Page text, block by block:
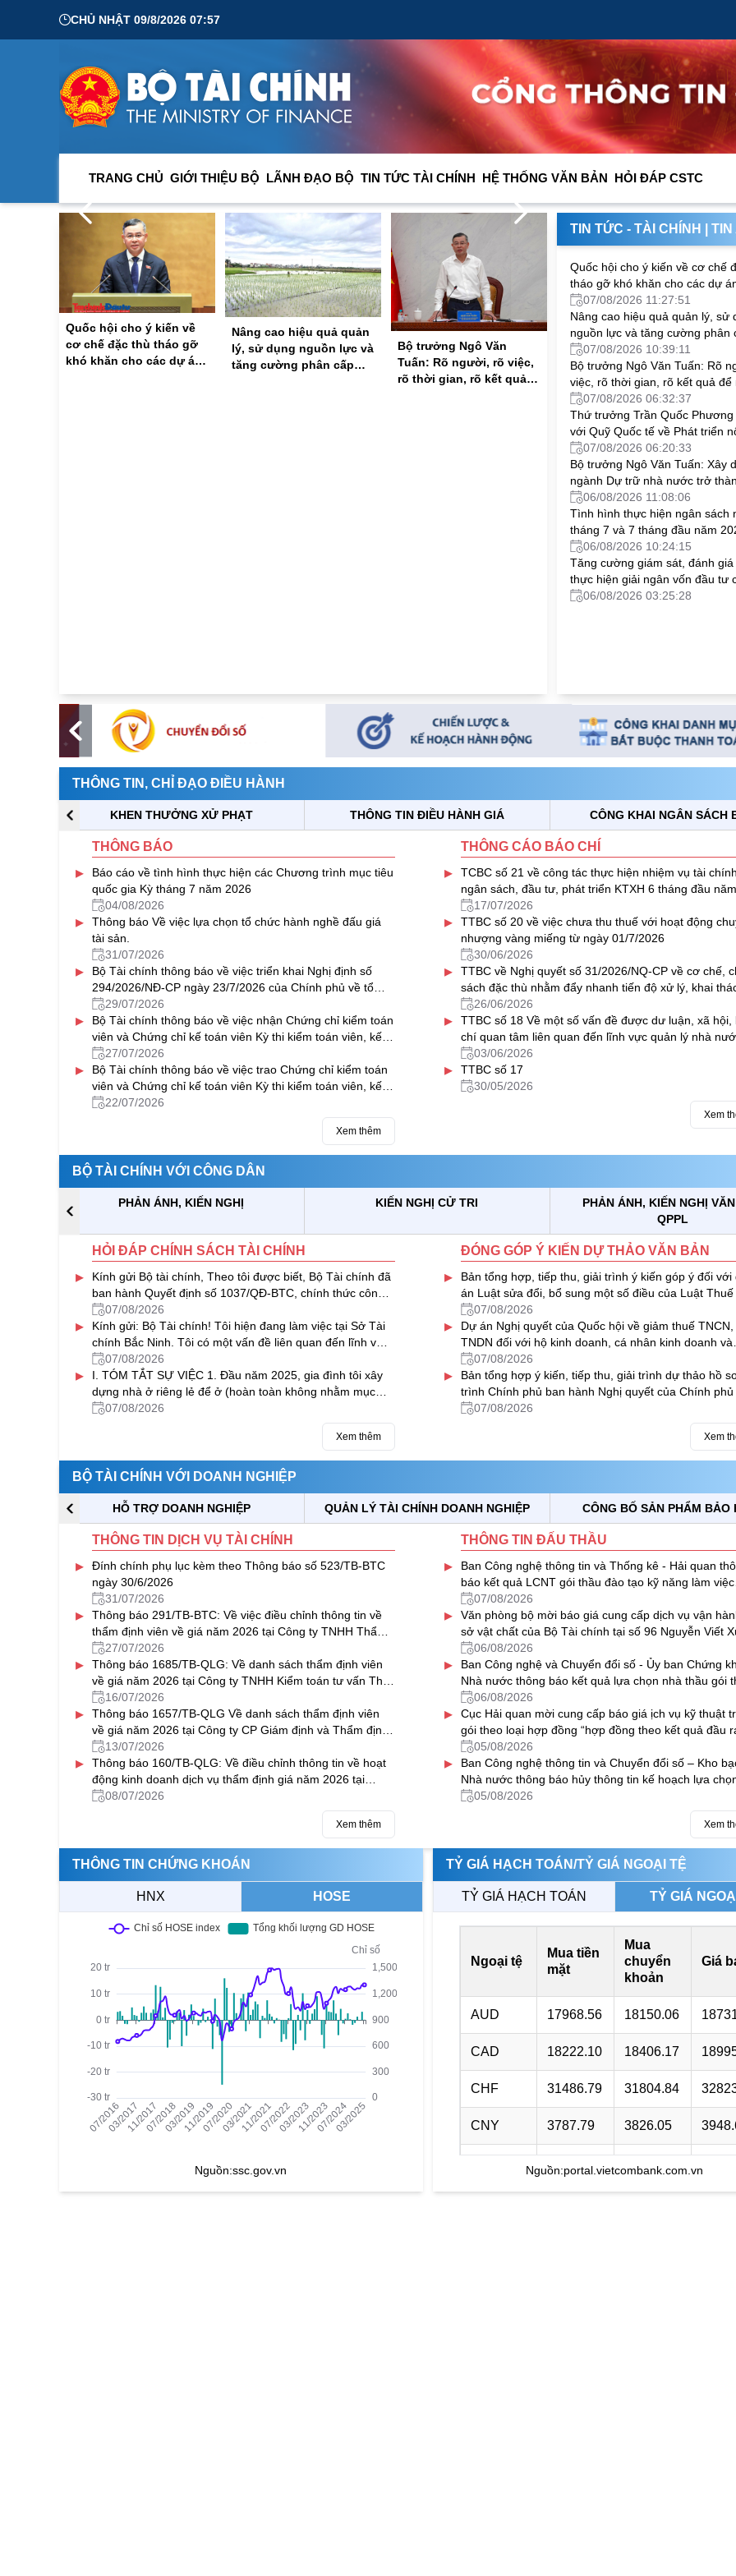
CHỦ NHẬT 09/8/2026 07:57
TRANG CHỦ GIỚI THIỆU BỘ LÃNH ĐẠO BỘ TIN TỨC TÀI CHÍNH HỆ THỐNG VĂN BẢN HỎI ĐÁP CSTC
Tăng cường giám sát, đánh giá hiệu quả thực hiện giải ngân vốn đầu tư công Tiếp tục hoàn thiện
Quốc hội cho ý kiến về
cơ chế đặc thù tháo gỡ
khó khăn cho các dự án
Nâng cao hiệu quả quản
lý, sử dụng nguồn lực và
tăng cường phân cấp
Bộ trưởng Ngô Văn
Tuấn: Rõ người, rõ việc,
rõ thời gian, rõ kết quả
TIN TỨC - TÀI CHÍNH TIN
Quốc hội cho ý kiến về cơ chế
tháo gỡ khó khăn cho các dự án
Hội nghị cấp cao APEC 2027
07/08/2026 11:27:51
Nâng cao hiệu quả quản lý, sử
nguồn lực và tăng cường phân
thực hiện Chương trình mục tiêu
gia
07/08/2026 10:39:11
Bộ trưởng Ngô Văn Tuấn: Rõ
việc, rõ thời gian, rõ kết quả để
cao hiệu quả thực thi nhiệm vụ
07/08/2026 06:32:37
Thứ trưởng Trần Quốc Phương
với Quỹ Quốc tế về Phát triển
nghiệp
07/08/2026 06:20:33
Bộ trưởng Ngô Văn Tuấn: Xây
ngành Dự trữ nhà nước trở
lượng nòng cốt trong bảo đảm
lực dự trữ chiến lược quốc gia
06/08/2026 11:08:06
Tình hình thực hiện ngân sách
tháng 7 và 7 tháng đầu năm
06/08/2026 10:24:15
Tăng cường giám sát, đánh giá
thực hiện giải ngân vốn đầu tư
06/08/2026 03:25:28
THÔNG TIN, CHỈ ĐẠO ĐIỀU HÀNH
KHEN THƯỞNG XỬ PHẠT THÔNG TIN ĐIỀU HÀNH GIÁ CÔNG KHAI NGÂN SÁCH
THÔNG BÁO
▸
Báo cáo về tình hình thực hiện các Chương trình mục tiêu
quốc gia Kỳ tháng 7 năm 2026
04/08/2026
▸
Thông báo Về việc lựa chọn tổ chức hành nghề đấu giá
tài sản.
31/07/2026
▸
Bộ Tài chính thông báo về việc triển khai Nghị định số
294/2026/NĐ-CP ngày 23/7/2026 của Chính phủ về tổ
hợp tác
29/07/2026
▸
Bộ Tài chính thông báo về việc nhận Chứng chỉ kiểm toán
viên và Chứng chỉ kế toán viên Kỳ thi kiểm toán viên, kế
toán viên năm 2025
27/07/2026
▸
Bộ Tài chính thông báo về việc trao Chứng chỉ kiểm toán
viên và Chứng chỉ kế toán viên Kỳ thi kiểm toán viên, kế
toán viên năm 2025
22/07/2026
Xem thêm
THÔNG CÁO BÁO CHÍ
▸
TCBC số 21 về công tác thực hiện nhiệm vụ tài
ngân sách, đầu tư, phát triển KTXH 6 tháng đầu năm,
triển khai nhiệm vụ 6 tháng cuối năm 2026
17/07/2026
▸
TTBC số 20 về việc chưa thu thuế với hoạt động
nhượng vàng miếng từ ngày 01/7/2026
30/06/2026
▸
TTBC về Nghị quyết số 31/2026/NQ-CP về cơ chế,
sách đặc thù nhằm đẩy nhanh tiến độ xử lý, khai
nhà, đất dôi dư sau sắp xếp tổ chức bộ máy và đơn vị
hành chính
26/06/2026
▸
TTBC số 18 Về một số vấn đề được dư luận, xã hội,
chí quan tâm liên quan đến lĩnh vực quản lý nhà
của Bộ Tài chính trong tháng 5/2026
03/06/2026
▸
TTBC số 17
30/05/2026
Xem
BỘ TÀI CHÍNH VỚI CÔNG DÂN
PHẢN ÁNH, KIẾN NGHỊ KIẾN NGHỊ CỬ TRI
PHẢN ÁNH, KIẾN NGHỊ
QPPL
HỎI ĐÁP CHÍNH SÁCH TÀI CHÍNH
▸
Kính gửi Bộ tài chính, Theo tôi được biết, Bộ Tài chính đã
ban hành Quyết định số 1037/QĐ-BTC, chính thức công
bố quy trình...
07/08/2026
▸
Kính gửi: Bộ Tài chính! Tôi hiện đang làm việc tại Sở Tài
chính Bắc Ninh. Tôi có một vấn đề liên quan đến lĩnh vực
đầu tư...
07/08/2026
▸
I. TÓM TẮT SỰ VIỆC 1. Đầu năm 2025, gia đình tôi xây
dựng nhà ở riêng lẻ để ở (hoàn toàn không nhằm mục
đích kinh doanh) tại...
07/08/2026
Xem thêm
ĐÓNG GÓP Ý KIẾN DỰ THẢO VĂN BẢN
▸
Bản tổng hợp, tiếp thu, giải trình ý kiến góp ý đối với
án Luật sửa đổi, bổ sung một số điều của Luật Thuế
nguyên
07/08/2026
▸
Dự án Nghị quyết của Quốc hội về giảm thuế TNCN,
TNDN đối với hộ kinh doanh, cá nhân kinh doanh và
doanh nghiệp
07/08/2026
▸
Bản tổng hợp ý kiến, tiếp thu, giải trình dự thảo hồ
trình Chính phủ ban hành Nghị quyết của Chính phủ
việc VIMC được chia cổ tức bằng cổ phiếu từ nguồn
nhuận sau thuế chưa phân phối của năm 2024
07/08/2026
Xem
BỘ TÀI CHÍNH VỚI DOANH NGHIỆP
HỖ TRỢ DOANH NGHIỆP QUẢN LÝ TÀI CHÍNH DOANH NGHIỆP CÔNG BỐ SẢN PHẨM BẢO
THÔNG TIN DỊCH VỤ TÀI CHÍNH
▸
Đính chính phụ lục kèm theo Thông báo số 523/TB-BTC
ngày 30/6/2026
31/07/2026
▸
Thông báo 291/TB-BTC: Về việc điều chỉnh thông tin về
thẩm định viên về giá năm 2026 tại Công ty TNHH Thẩm
định giá & Bất động sản NAVICO
27/07/2026
▸
Thông báo 1685/TB-QLG: Về danh sách thẩm định viên
về giá năm 2026 tại Công ty TNHH Kiểm toán tư vấn Thủ
Đô16/07/2026
▸
Thông báo 1657/TB-QLG Về danh sách thẩm định viên
về giá năm 2026 tại Công ty CP Giám định và Thẩm định
tài sản Việt Nam
13/07/2026
▸
Thông báo 160/TB-QLG: Về điều chỉnh thông tin về hoạt
động kinh doanh dịch vụ thẩm định giá năm 2026 tại
Công ty CP Định giá HFC
08/07/2026
Xem thêm
THÔNG TIN ĐẤU THẦU
▸
Ban Công nghệ thông tin và Thống kê - Hải quan
báo kết quả LCNT gói thầu đào tạo kỹ năng làm việc
trong môi trường số, chuyển đổi số của ngành Hải
(02 lớp)
07/08/2026
▸
Văn phòng bộ mời báo giá cung cấp dịch vụ vận
sở vật chất của Bộ Tài chính tại số 96 Nguyễn Viết
Hà Đông, Hà Nội năm 2027- 2028
06/08/2026
▸
Ban Công nghệ và Chuyển đổi số - Ủy ban Chứng
Nhà nước thông báo kết quả lựa chọn nhà thầu gói
“Thuê dịch vụ phần mềm gửi tin nhắn (SMS) hỗ trợ
số hệ thống CNTT của Ủy ban Chứng khoán Nhà
giai đoạn 2026-2029”
06/08/2026
▸
Cục Hải quan mời cung cấp báo giá ịch vụ kỹ thuật
gói theo loại hợp đồng “hợp đồng theo kết quả đầu
cho các máy soi container của ngành Hải quan
05/08/2026
▸
Ban Công nghệ thông tin và Chuyển đổi số – Kho
Nhà nước thông báo hủy thông tin kế hoạch lựa chọn
thầu Bảo hành máy chủ và nâng cấp phần mềm sao
05/08/2026
Xem
THÔNG TIN CHỨNG KHOÁN
HNX HOSE
Nguồn:ssc.gov.vn
TỶ GIÁ HẠCH TOÁN/TỶ GIÁ NGOẠI TỆ
TỶ GIÁ HẠCH TOÁN TỶ GIÁ
Ngoại tệ
Mua tiền
mặt
Mua
chuyển
khoản
Giá
AUD 17968.56 18150.06
CAD 18222.10 18406.17
CHF 31486.79 31804.84
CNY 3787.79 3826.05
0.00
Nguồn:portal.vietcombank.com.vn